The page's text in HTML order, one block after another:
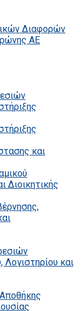
Διαφορών
ΑΕ
και
Διοικητικής
και